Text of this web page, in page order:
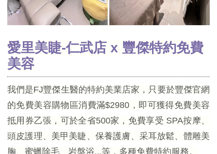
愛里美睫-仁武店 x 豐傑特約免費
美容
我們是FJ豐傑生醫的特約美業店家，只要於豐傑官網
的免費美容購物區消費滿$2980，即可獲得免費美容
抵用券乙張，可於全省500家，免費享受 SPA按摩、
頭皮護理、美甲美睫、保養護膚、采耳放鬆、體雕美
胸、蜜蠟除毛、岩盤浴...等，多種免費特約服務。